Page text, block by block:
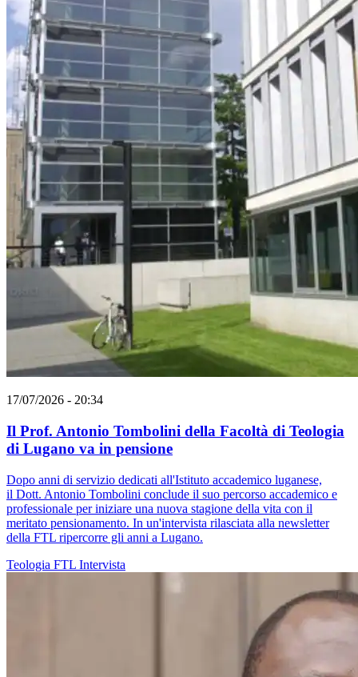
17/07/2026 - 20:34
Il Prof. Antonio Tombolini della Facoltà di Teologia
di Lugano va in pensione
Dopo anni di servizio dedicati all'Istituto accademico luganese,
il Dott. Antonio Tombolini conclude il suo percorso accademico e
professionale per iniziare una nuova stagione della vita con il
meritato pensionamento. In un'intervista rilasciata alla newsletter
della FTL ripercorre gli anni a Lugano.
Teologia FTL Intervista